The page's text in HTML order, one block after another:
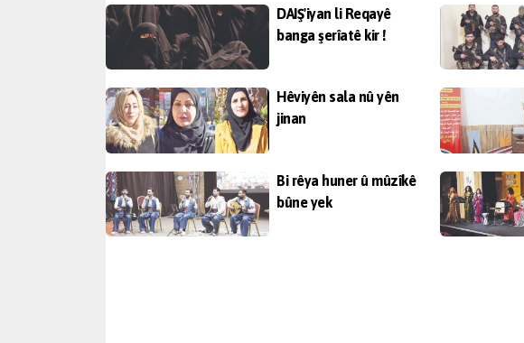
DAIŞ'iyan li Reqayê
banga şerîatê kir !
Hêviyên sala nû yên
jinan
Bi rêya huner û mûzîkê
bûne yek